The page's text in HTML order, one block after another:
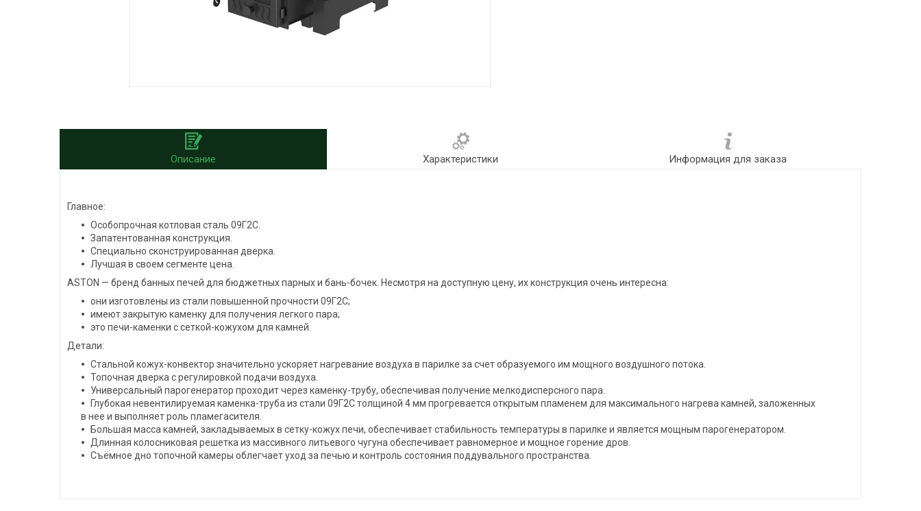
Описание Характеристики Информация для заказа
Главное:
Особопрочная котловая сталь 09Г2С.
Запатентованная конструкция.
Специально сконструированная дверка.
Лучшая в своем сегменте цена.
ASTON — бренд банных печей для бюджетных парных и бань-бочек. Несмотря на доступную цену, их конструкция очень интересна:
они изготовлены из стали повышенной прочности 09Г2С;
имеют закрытую каменку для получения легкого пара;
это печи-каменки с сеткой-кожухом для камней.
Детали:
Стальной кожух-конвектор значительно ускоряет нагревание воздуха в парилке за счет образуемого им мощного воздушного потока.
Топочная дверка с регулировкой подачи воздуха.
Универсальный парогенератор проходит через каменку-трубу, обеспечивая получение мелкодисперсного пара.
Глубокая невентилируемая каменка-труба из стали 09Г2С толщиной 4 мм прогревается открытым пламенем для максимального нагрева камней, заложенных
в нее и выполняет роль пламегасителя.
Большая масса камней, закладываемых в сетку-кожух печи, обеспечивает стабильность температуры в парилке и является мощным парогенератором.
Длинная колосниковая решетка из массивного литьевого чугуна обеспечивает равномерное и мощное горение дров.
Съёмное дно топочной камеры облегчает уход за печью и контроль состояния поддувального пространства.